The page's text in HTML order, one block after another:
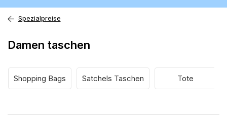
Spezialpreise
Damen taschen
Shopping Bags Satchels Taschen Tote